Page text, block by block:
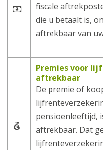
fiscale
die u betaalt is,
aftrekbaar van
Premies voor
aftrekbaar
De premie of
pensioenleeftijd,
aftrekbaar. Dat